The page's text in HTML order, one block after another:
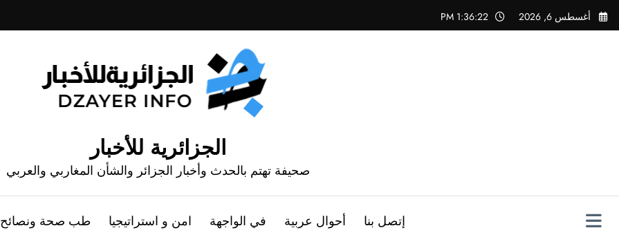
التجاوز
إلى
أغسطس 6, 2026 1:36:24 PM
الجزائرية للأخبار
صحيفة تهتم بالحدث وأخبار الجزائر والشأن المغاربي والعربي
إتصل بنا أحوال عربية في الواجهة امن و استراتيجيا طب صحة ونصائح